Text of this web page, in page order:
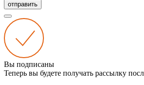
отправить
Вы подписаны
Теперь вы будете получать рассылку